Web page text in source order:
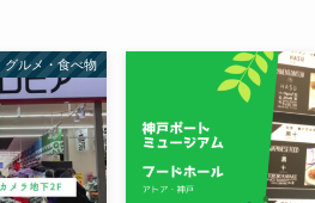
グルメ・食べ物